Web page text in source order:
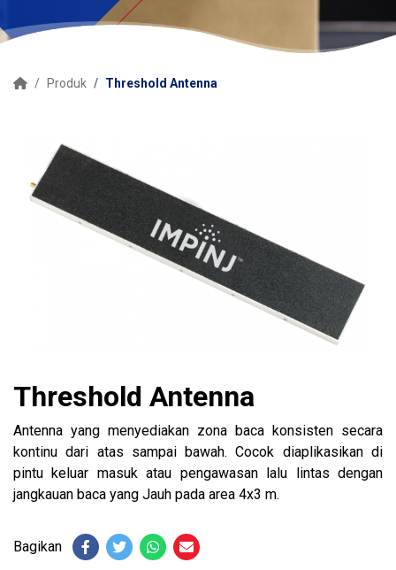
Produk Threshold Antenna
Threshold Antenna
Antenna yang menyediakan zona baca konsisten secara
kontinu dari atas sampai bawah. Cocok diaplikasikan di
pintu keluar masuk atau pengawasan lalu lintas dengan
jangkauan baca yang Jauh pada area 4x3 m.
Bagikan